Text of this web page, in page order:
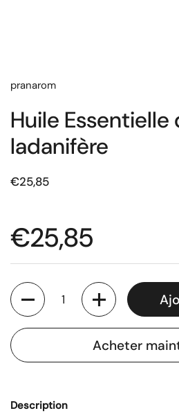
pranarom
Huile Essentielle
ladanifère
€25,85
€25,85
Quantité
Acheter
Description